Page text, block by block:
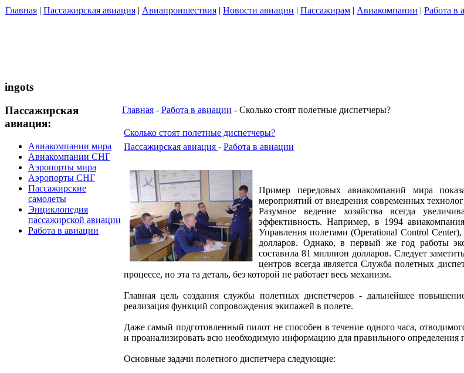
Главная | Пассажирская авиация | Авиапроишествия | Новости авиации | Пассажирам | Авиакомпании | Работа в
ingots
Пассажирская
авиация:
Авиакомпании мира
Авиакомпании СНГ
Аэропорты мира
Аэропорты СНГ
Пассажирские
самолеты
Энциклопедия
пассажирской авиации
Работа в авиации
Главная - Работа в авиации - Сколько стоят полетные диспетчеры?
Сколько стоят полетные диспетчеры?
Пассажирская авиация - Работа в авиации
Пример передовых авиакомпаний мира
мероприятий от внедрения современных
Разумное ведение хозяйства всегда
эффективность. Например, в 1994
Управления полетами (Operational Control
долларов. Однако, в первый же год работы
составила 81 миллион долларов. Следует
центров всегда является Служба полетных
процессе, но эта та деталь, без которой не работает весь механизм.
Главная цель создания службы полетных диспетчеров - дальнейшее
реализация функций сопровождения экипажей в полете.
Даже самый подготовленный пилот не способен в течение одного часа,
и проанализировать всю необходимую информацию для правильного определения
Основные задачи полетного диспетчера следующие: